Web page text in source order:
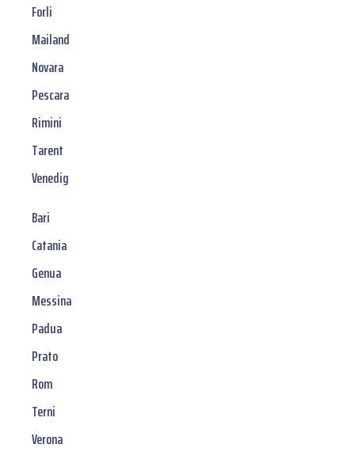
Forli
Mailand
Novara
Pescara
Rimini
Tarent
Venedig
Bari
Catania
Genua
Messina
Padua
Prato
Rom
Terni
Verona